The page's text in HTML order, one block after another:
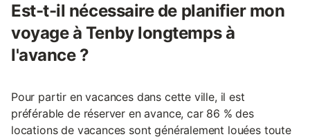
Est-t-il nécessaire de planifier mon
voyage à Tenby longtemps à
l'avance ?
Pour partir en vacances dans cette ville, il est
préférable de réserver en avance, car 86 % des
locations de vacances sont généralement louées toute